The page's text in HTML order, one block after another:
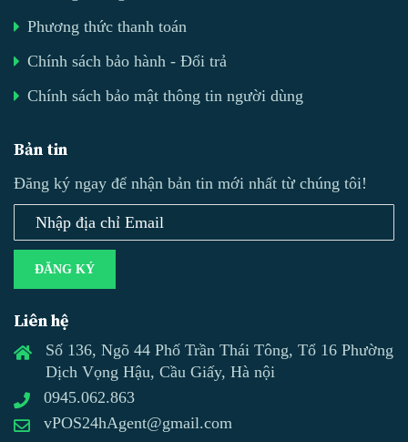
Phương thức thanh toán
Chính sách bảo hành - Đổi trả
Chính sách bảo mật thông tin người dùng
Bản tin
Đăng ký ngay để nhận bản tin mới nhất từ chúng tôi!
ĐĂNG KÝ
Liên hệ
Số 136, Ngõ 44 Phố Trần Thái Tông, Tổ 16 Phường
Dịch Vọng Hậu, Cầu Giấy, Hà nội
0945.062.863
vPOS24hAgent@gmail.com